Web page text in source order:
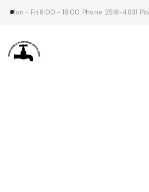
Mon - Fri 8:00 - 18:00 Phone: 2518-4631